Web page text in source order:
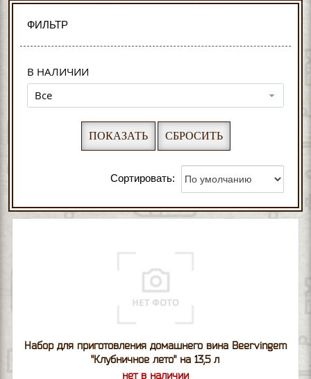
ФИЛЬТР
В НАЛИЧИИ
Все
Сортировать:
Набор для приготовления домашнего вина Beervingem
"Клубничное лето" на 13,5 л
нет в наличии